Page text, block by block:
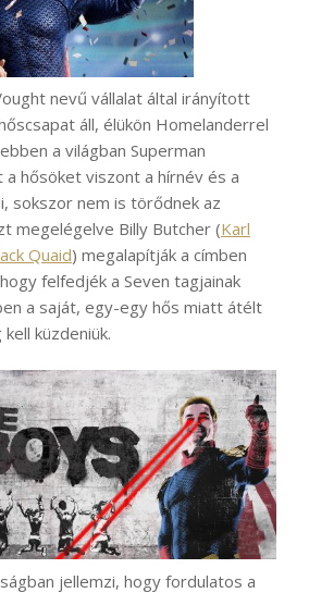
nevű vállalat által irányított
áll, élükön Homelanderrel
a világban Superman
hősöket viszont a hírnév és a
sokszor nem is törődnek az
megelégelve Billy Butcher (Karl
Quaid) megalapítják a címben
felfedjék a Seven tagjainak
a saját, egy-egy hős miatt átélt
küzdeniük.
jellemzi, hogy fordulatos a